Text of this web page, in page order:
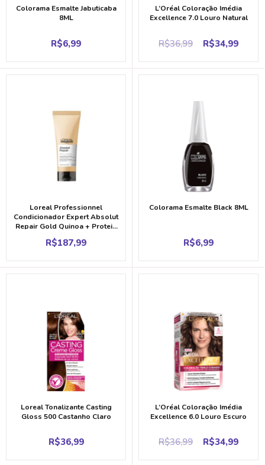
Colorama Esmalte Jabuticaba
8ML
R$6,99
L’Oréal Coloração Imédia
Excellence 7.0 Louro Natural
R$36,99
Original
R$34,99
Loreal Professionnel
Condicionador Expert Absolut
Repair Gold Quinoa + Protein
200ML
R$187,99
Colorama Esmalte Black 8ML
R$6,99
Loreal Tonalizante Casting
Gloss 500 Castanho Claro
R$36,99
L’Oréal Coloração Imédia
Excellence 6.0 Louro Escuro
R$36,99
Original
R$34,99